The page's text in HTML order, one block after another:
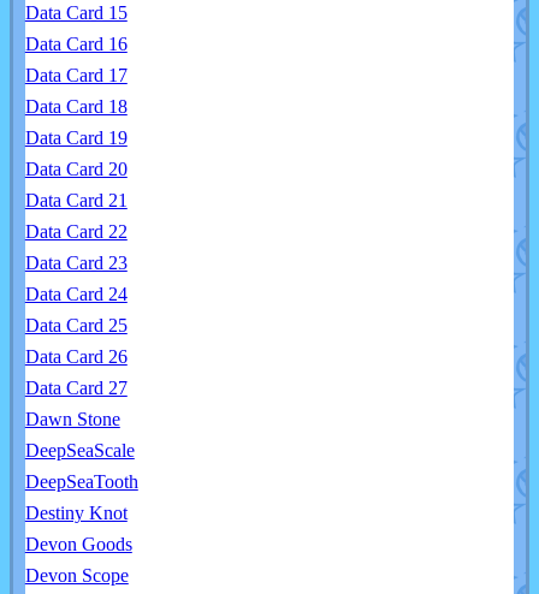
Data Card 15
Data Card 16
Data Card 17
Data Card 18
Data Card 19
Data Card 20
Data Card 21
Data Card 22
Data Card 23
Data Card 24
Data Card 25
Data Card 26
Data Card 27
Dawn Stone
DeepSeaScale
DeepSeaTooth
Destiny Knot
Devon Goods
Devon Scope